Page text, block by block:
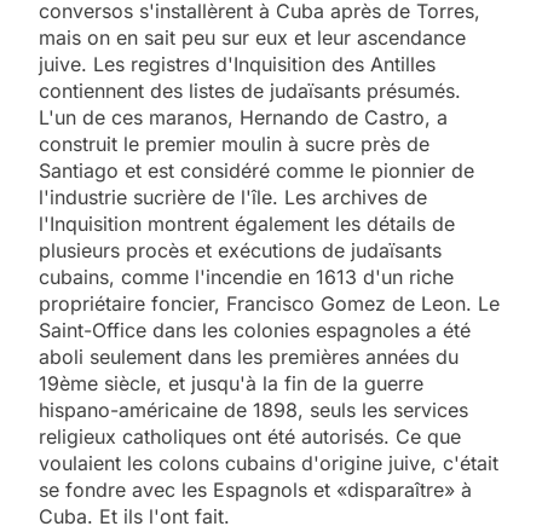
conversos s'installèrent à Cuba après de Torres,
mais on en sait peu sur eux et leur ascendance
juive. Les registres d'Inquisition des Antilles
contiennent des listes de judaïsants présumés.
L'un de ces maranos, Hernando de Castro, a
construit le premier moulin à sucre près de
Santiago et est considéré comme le pionnier de
l'industrie sucrière de l'île. Les archives de
l'Inquisition montrent également les détails de
plusieurs procès et exécutions de judaïsants
cubains, comme l'incendie en 1613 d'un riche
propriétaire foncier, Francisco Gomez de Leon. Le
Saint-Office dans les colonies espagnoles a été
aboli seulement dans les premières années du
19ème siècle, et jusqu'à la fin de la guerre
hispano-américaine de 1898, seuls les services
religieux catholiques ont été autorisés. Ce que
voulaient les colons cubains d'origine juive, c'était
se fondre avec les Espagnols et «disparaître» à
Cuba. Et ils l'ont fait.
5
2025, l’année la plus